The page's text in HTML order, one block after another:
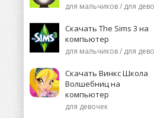
Скачать The Sims 3 на
компьютер
Скачать Винкс Школа
Волшебниц на
компьютер
для девочек